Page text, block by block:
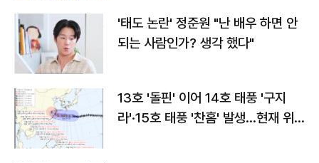
'태도 논란' 정준원 "난 배우 하면 안
되는 사람인가? 생각 했다"
13호 '돌핀' 이어 14호 태풍 '구지
라'·15호 태풍 '찬홈' 발생…현재 위